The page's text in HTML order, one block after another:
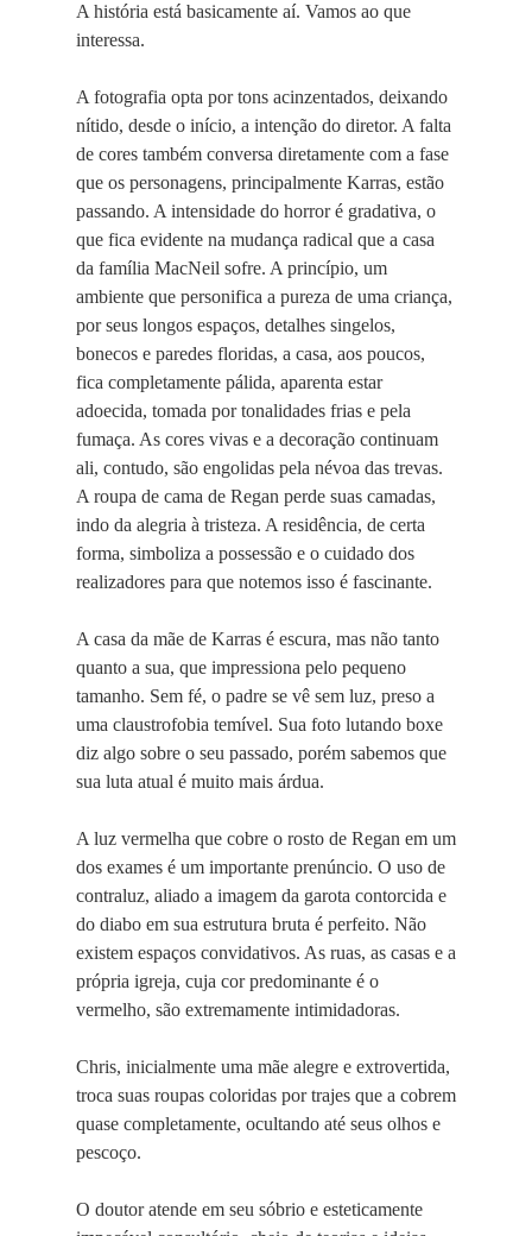
A história está basicamente aí. Vamos ao que
interessa.
A fotografia opta por tons acinzentados, deixando
nítido, desde o início, a intenção do diretor. A falta
de cores também conversa diretamente com a fase
que os personagens, principalmente Karras, estão
passando. A intensidade do horror é gradativa, o
que fica evidente na mudança radical que a casa
da família MacNeil sofre. A princípio, um
ambiente que personifica a pureza de uma criança,
por seus longos espaços, detalhes singelos,
bonecos e paredes floridas, a casa, aos poucos,
fica completamente pálida, aparenta estar
adoecida, tomada por tonalidades frias e pela
fumaça. As cores vivas e a decoração continuam
ali, contudo, são engolidas pela névoa das trevas.
A roupa de cama de Regan perde suas camadas,
indo da alegria à tristeza. A residência, de certa
forma, simboliza a possessão e o cuidado dos
realizadores para que notemos isso é fascinante.
A casa da mãe de Karras é escura, mas não tanto
quanto a sua, que impressiona pelo pequeno
tamanho. Sem fé, o padre se vê sem luz, preso a
uma claustrofobia temível. Sua foto lutando boxe
diz algo sobre o seu passado, porém sabemos que
sua luta atual é muito mais árdua.
A luz vermelha que cobre o rosto de Regan em um
dos exames é um importante prenúncio. O uso de
contraluz, aliado a imagem da garota contorcida e
do diabo em sua estrutura bruta é perfeito. Não
existem espaços convidativos. As ruas, as casas e a
própria igreja, cuja cor predominante é o
vermelho, são extremamente intimidadoras.
Chris, inicialmente uma mãe alegre e extrovertida,
troca suas roupas coloridas por trajes que a cobrem
quase completamente, ocultando até seus olhos e
pescoço.
O doutor atende em seu sóbrio e esteticamente